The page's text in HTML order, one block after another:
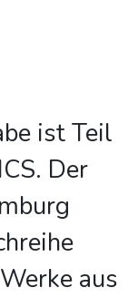
ist Teil
Der
aus